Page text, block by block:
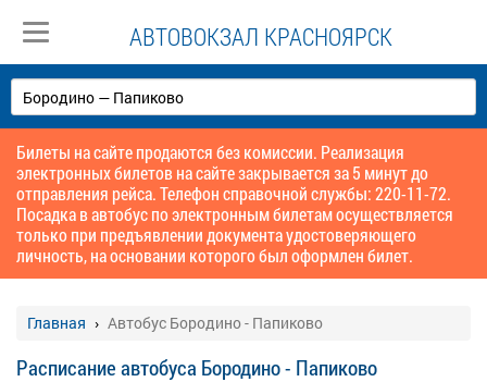
АВТОВОКЗАЛ КРАСНОЯРСК
Билеты на сайте продаются без комиссии. Реализация
электронных билетов на сайте закрывается за 5 минут до
отправления рейса. Телефон справочной службы: 220-11-72.
Посадка в автобус по электронным билетам осуществляется
только при предъявлении документа удостоверяющего
личность, на основании которого был оформлен билет.
Главная Автобус Бородино - Папиково
Расписание автобуса Бородино - Папиково